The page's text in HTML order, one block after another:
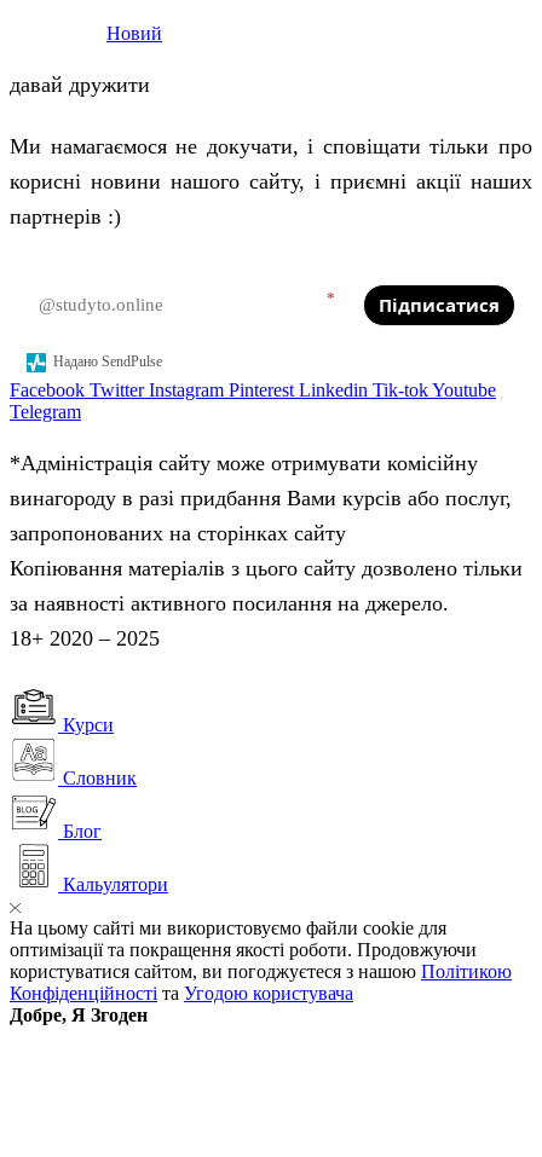
Новий
давай дружити
Ми намагаємося не докучати, і сповіщати тільки про
корисні новини нашого сайту, і приємні акції наших
партнерів :)
* Підписатися
Надано SendPulse
Facebook Twitter Instagram Pinterest Linkedin Tik-tokYoutube
Telegram
*Адміністрація сайту може отримувати комісійну
винагороду в разі придбання Вами курсів або послуг,
запропонованих на сторінках сайту
Копіювання матеріалів з цього сайту дозволено тільки
за наявності активного посилання на джерело.
18+ 2020 – 2025
Курси
Словник
Блог
Кальулятори
На цьому сайті ми використовуємо файли cookie для
оптимізації та покращення якості роботи. Продовжуючи
користуватися сайтом, ви погоджуєтеся з нашою Політикою
Конфіденційності та Угодою користувача
Добре, Я Згоден